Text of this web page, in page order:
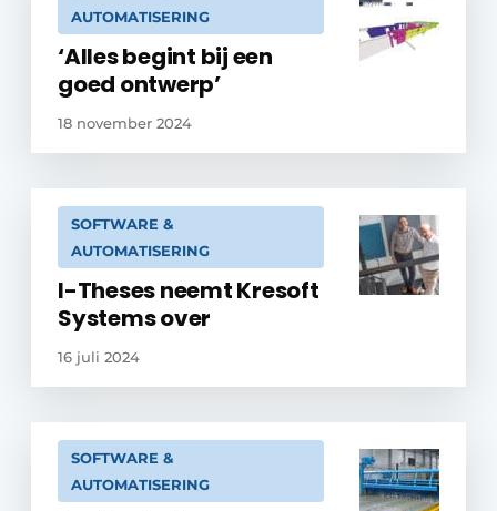
AUTOMATISERING
‘Alles begint bij een
goed ontwerp’
18 november 2024
SOFTWARE &
AUTOMATISERING
I-Theses neemt Kresoft
Systems over
16 juli 2024
SOFTWARE &
AUTOMATISERING